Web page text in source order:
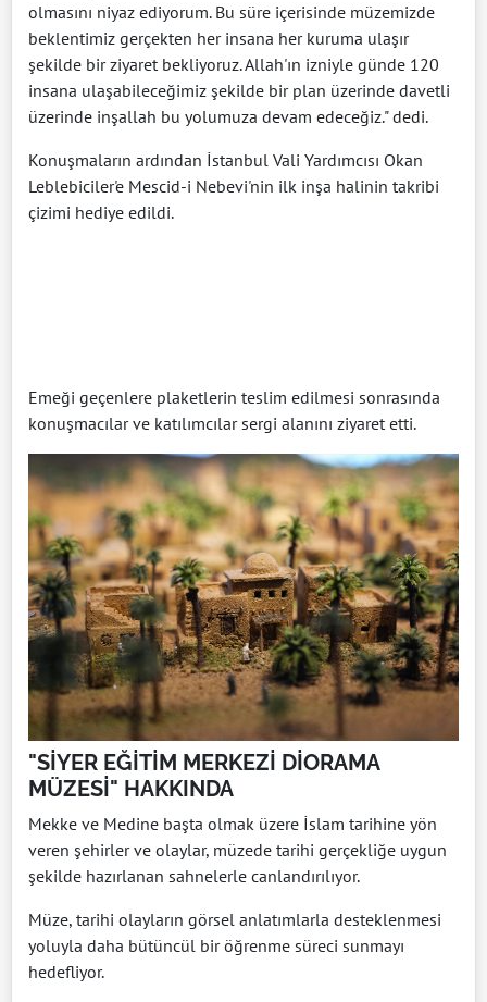
olmasını niyaz ediyorum. Bu süre içerisinde müzemizde
beklentimiz gerçekten her insana her kuruma ulaşır
şekilde bir ziyaret bekliyoruz. Allah'ın izniyle günde 120
insana ulaşabileceğimiz şekilde bir plan üzerinde davetli
üzerinde inşallah bu yolumuza devam edeceğiz." dedi.
Konuşmaların ardından İstanbul Vali Yardımcısı Okan
Leblebiciler'e Mescid-i Nebevi'nin ilk inşa halinin takribi
çizimi hediye edildi.
Emeği geçenlere plaketlerin teslim edilmesi sonrasında
konuşmacılar ve katılımcılar sergi alanını ziyaret etti.
"SİYER EĞİTİM MERKEZİ DİORAMA
MÜZESİ" HAKKINDA
Mekke ve Medine başta olmak üzere İslam tarihine yön
veren şehirler ve olaylar, müzede tarihi gerçekliğe uygun
şekilde hazırlanan sahnelerle canlandırılıyor.
Müze, tarihi olayların görsel anlatımlarla desteklenmesi
yoluyla daha bütüncül bir öğrenme süreci sunmayı
hedefliyor.